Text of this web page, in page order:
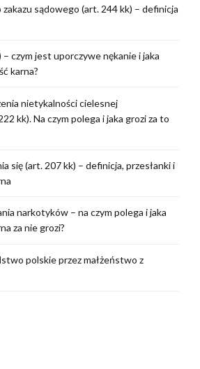
sądowego (art. 244 kk) – definicja
czym jest uporczywe nękanie i jaka
karna?
nietykalności cielesnej
kk). Na czym polega i jaka grozi za to
się (art. 207 kk) – definicja, przesłanki i
narkotyków – na czym polega i jaka
za nie grozi?
polskie przez małżeństwo z